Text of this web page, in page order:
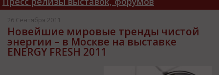
26 Сентября 2011
Новейшие мировые тренды чистой
энергии – в Москве на выставке
ENERGY FRESH 2011